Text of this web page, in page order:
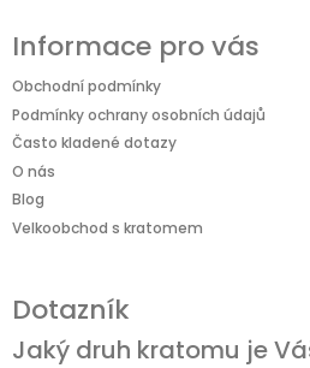
Informace pro vás
Obchodní podmínky
Podmínky ochrany osobních údajů
Často kladené dotazy
O nás
Blog
Velkoobchod s kratomem
Dotazník
Jaký druh kratomu je